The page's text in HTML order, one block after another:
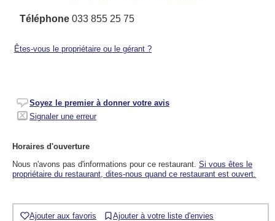
Téléphone 033 855 25 75
Êtes-vous le propriétaire ou le gérant ?
Soyez le premier à donner votre avis
Signaler une erreur
Horaires d'ouverture
Nous n'avons pas d'informations pour ce restaurant. Si vous êtes le
propriétaire du restaurant, dites-nous quand ce restaurant est ouvert.
Ajouter aux favoris Ajouter à votre liste d'envies